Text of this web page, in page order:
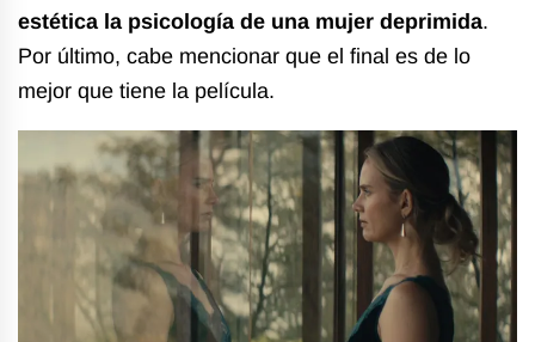
estética la psicología de una mujer deprimida.
Por último, cabe mencionar que el final es de lo
mejor que tiene la película.